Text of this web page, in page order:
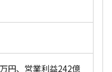
円、営業利益242億